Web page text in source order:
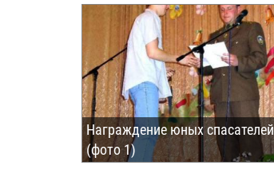
Награждение юных спасателей
(фото 1)